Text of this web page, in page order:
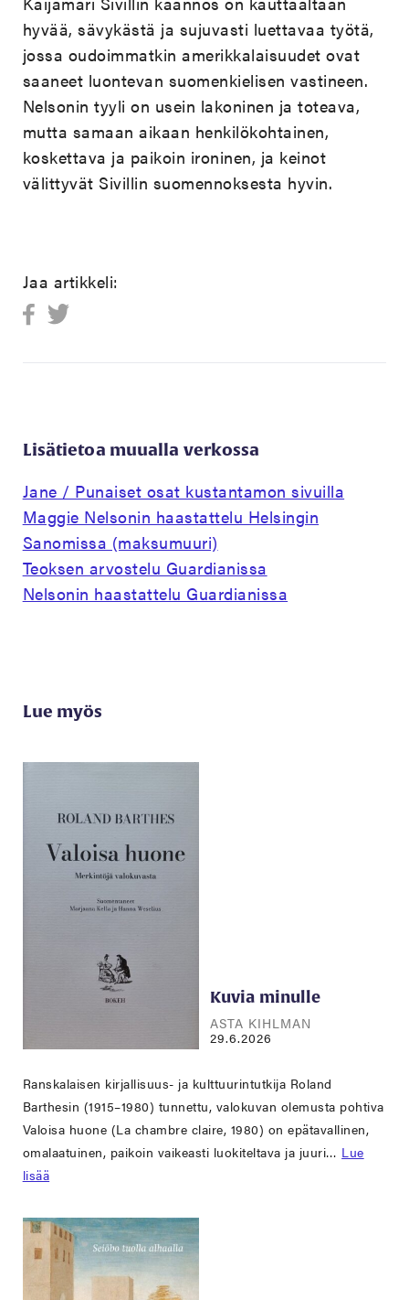
hyvää, sävykästä ja sujuvasti luettavaa työtä,
jossa oudoimmatkin amerikkalaisuudet ovat
saaneet luontevan suomenkielisen vastineen.
Nelsonin tyyli on usein lakoninen ja toteava,
mutta samaan aikaan henkilökohtainen,
koskettava ja paikoin ironinen, ja keinot
välittyvät Sivillin suomennoksesta hyvin.
Jaa artikkeli:
Lisätietoa muualla verkossa
Jane / Punaiset osat kustantamon sivuilla
Maggie Nelsonin haastattelu Helsingin
Sanomissa (maksumuuri)
Teoksen arvostelu Guardianissa
Nelsonin haastattelu Guardianissa
Lue myös
Kuvia minulle
ASTA KIHLMAN
29.6.2026
Ranskalaisen kirjallisuus- ja kulttuurintutkija Roland
Barthesin (1915–1980) tunnettu, valokuvan olemusta pohtiva
Valoisa huone (La chambre claire, 1980) on epätavallinen,
omalaatuinen, paikoin vaikeasti luokiteltava ja juuri… Lue
lisää